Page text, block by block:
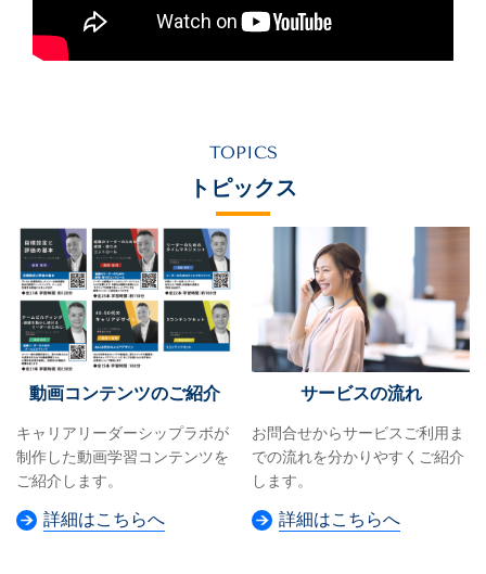
TOPICS
トピックス
動画コンテンツのご紹介
キャリアリーダーシップラボが
制作した動画学習コンテンツを
ご紹介します。
詳細はこちらへ
サービスの流れ
お問合せからサービスご利用ま
での流れを分かりやすくご紹介
します。
詳細はこちらへ